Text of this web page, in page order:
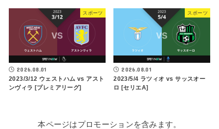
スポーツ
2026.08.01
2023/3/12 ウェストハム vs アスト
ンヴィラ [プレミアリーグ]
スポーツ
2026.08.01
2023/5/4 ラツィオ vs サッスオー
ロ [セリエA]
本ページはプロモーションを含みます。